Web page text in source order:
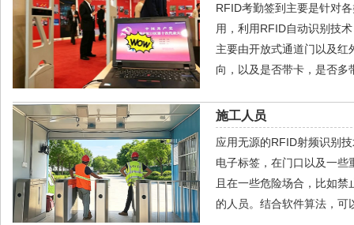
RFID考勤签到主要是针对
用，利用RFID自动识别技
主要由开放式通道门以及
向，以及是否带卡，是否多
施工人员
应用无源的RFID射频识别
电子标签，在门口以及一
且在一些危险场合，比如
的人员。结合软件算法，可